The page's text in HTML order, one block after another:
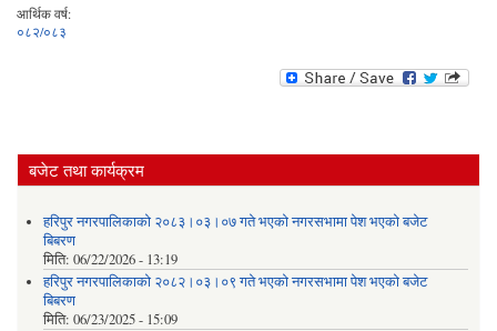
आर्थिक वर्ष:
०८२/०८३
बजेट तथा कार्यक्रम
हरिपुर नगरपालिकाको २०८३।०३।०७ गते भएको नगरसभामा पेश भएको बजेट
बिबरण
मिति: 06/22/2026 - 13:19
हरिपुर नगरपालिकाको २०८२।०३।०९ गते भएको नगरसभामा पेश भएको बजेट
बिबरण
मिति: 06/23/2025 - 15:09